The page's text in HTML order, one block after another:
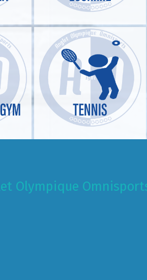
Olympique